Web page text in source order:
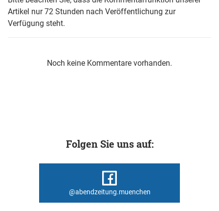
Artikel nur 72 Stunden nach Veröffentlichung zur
Verfügung steht.
Noch keine Kommentare vorhanden.
Folgen Sie uns auf:
@abendzeitung.muenchen